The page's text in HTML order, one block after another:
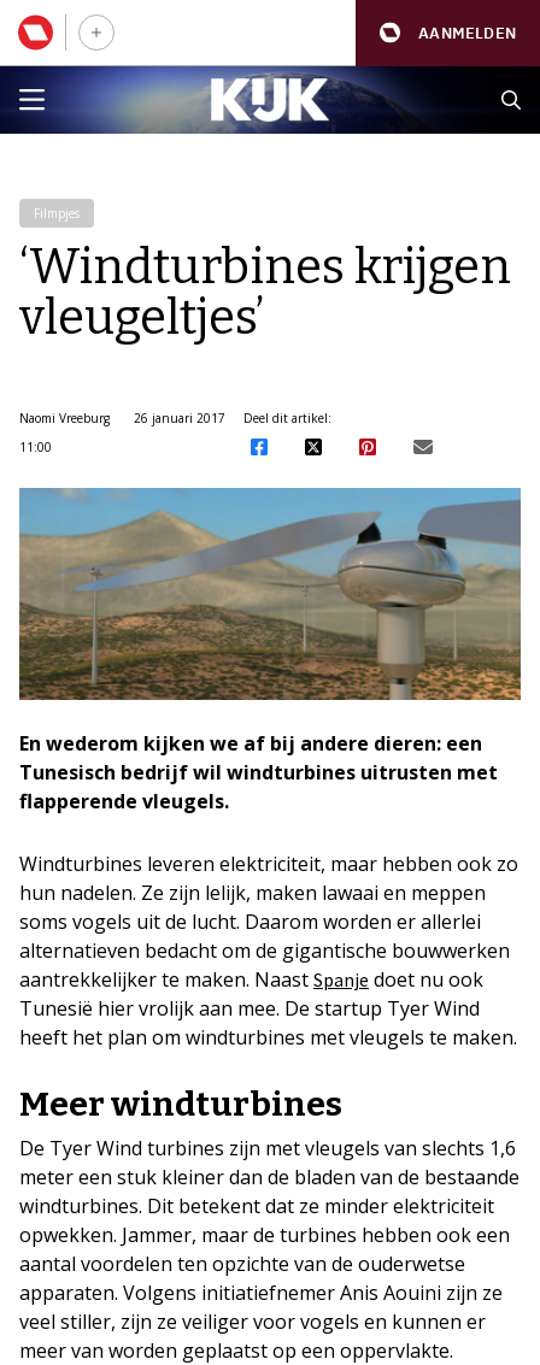
AANMELDEN
Filmpjes
‘Windturbines krijgen
vleugeltjes’
Naomi Vreeburg
26 januari 2017
11:00
Deel dit artikel:
En wederom kijken we af bij andere dieren: een
Tunesisch bedrijf wil windturbines uitrusten met
flapperende vleugels.
Windturbines leveren elektriciteit, maar hebben ook zo
hun nadelen. Ze zijn lelijk, maken lawaai en meppen
soms vogels uit de lucht. Daarom worden er allerlei
alternatieven bedacht om de gigantische bouwwerken
aantrekkelijker te maken. Naast Spanje doet nu ook
Tunesië hier vrolijk aan mee. De startup Tyer Wind
heeft het plan om windturbines met vleugels te maken.
Meer windturbines
De Tyer Wind turbines zijn met vleugels van slechts 1,6
meter een stuk kleiner dan de bladen van de bestaande
windturbines. Dit betekent dat ze minder elektriciteit
opwekken. Jammer, maar de turbines hebben ook een
aantal voordelen ten opzichte van de ouderwetse
apparaten. Volgens initiatiefnemer Anis Aouini zijn ze
veel stiller, zijn ze veiliger voor vogels en kunnen er
meer van worden geplaatst op een oppervlakte.